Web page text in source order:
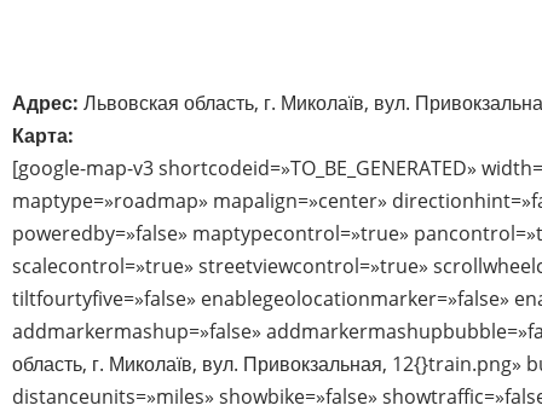
Адрес: Львовская область, г. Миколаїв, вул.
Карта:
[google-map-v3 shortcodeid=»TO_BE_GENERATED»
maptype=»roadmap» mapalign=»center»
poweredby=»false» maptypecontrol=»true»
scalecontrol=»true» streetviewcontrol=»true»
tiltfourtyfive=»false» enablegeolocationmarker=»false»
addmarkermashup=»false»
область, г. Миколаїв, вул. Привокзальная,
distanceunits=»miles» showbike=»false»